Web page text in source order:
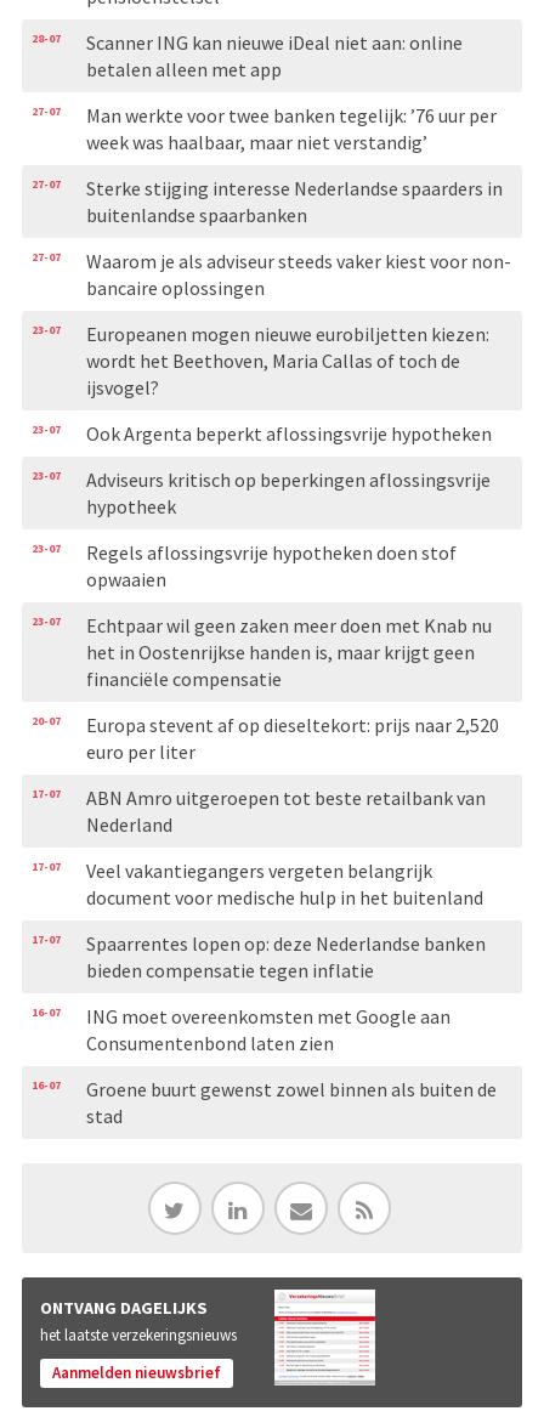
28-07
Scanner ING kan nieuwe iDeal niet aan: online
betalen alleen met app
27-07
Man werkte voor twee banken tegelijk: ’76 uur per
week was haalbaar, maar niet verstandig’
27-07
Sterke stijging interesse Nederlandse spaarders in
buitenlandse spaarbanken
27-07
Waarom je als adviseur steeds vaker kiest voor non-
bancaire oplossingen
23-07
Europeanen mogen nieuwe eurobiljetten kiezen:
wordt het Beethoven, Maria Callas of toch de
ijsvogel?
23-07 Ook Argenta beperkt aflossingsvrije hypotheken
23-07
Adviseurs kritisch op beperkingen aflossingsvrije
hypotheek
23-07
Regels aflossingsvrije hypotheken doen stof
opwaaien
23-07
Echtpaar wil geen zaken meer doen met Knab nu
het in Oostenrijkse handen is, maar krijgt geen
financiële compensatie
20-07
Europa stevent af op dieseltekort: prijs naar 2,520
euro per liter
17-07
ABN Amro uitgeroepen tot beste retailbank van
Nederland
17-07
Veel vakantiegangers vergeten belangrijk
document voor medische hulp in het buitenland
17-07
Spaarrentes lopen op: deze Nederlandse banken
bieden compensatie tegen inflatie
16-07
ING moet overeenkomsten met Google aan
Consumentenbond laten zien
16-07
Groene buurt gewenst zowel binnen als buiten de
stad
ONTVANG DAGELIJKS
het laatste verzekeringsnieuws
Aanmelden nieuwsbrief